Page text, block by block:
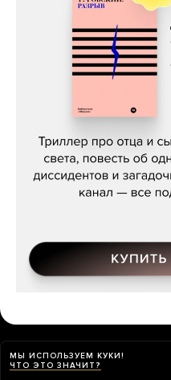
Даниил
О ЧЕМ МЫ
МЫ ИСПОЛЬЗУЕМ КУКИ!
ЧТО ЭТО ЗНАЧИТ?